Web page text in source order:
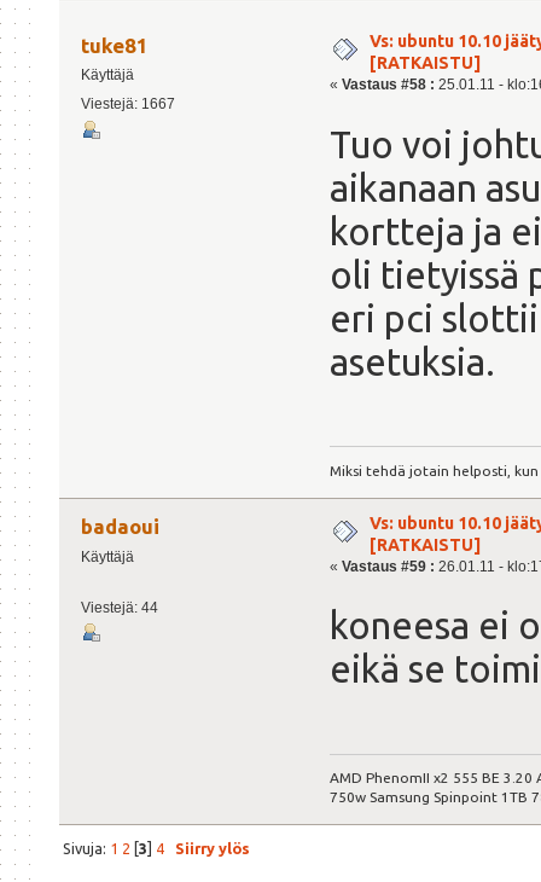
tuke81
Käyttäjä
Viestejä: 1667
Vs: ubuntu 10.10
[RATKAISTU]
« Vastaus #58 : 25.01.11 -
Tuo voi
aikanaan
kortteja ja
oli tietyissä
eri pci
asetuksia.
Miksi tehdä jotain helposti,
badaoui
Käyttäjä
Viestejä: 44
Vs: ubuntu 10.10
[RATKAISTU]
« Vastaus #59 : 26.01.11 -
koneesa ei
eikä se
AMD PhenomII x2 555 BE 3.20
750w Samsung Spinpoint 1TB
Sivuja: 1 2 [3] 4 Siirry ylös